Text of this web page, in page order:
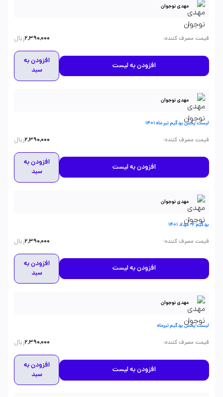
مهدی نوجوان
قیمت مصرف کننده:
2,390,000ریال
افزودن به لیست
افزودن به
سبد
مهدی نوجوان
لیست پخش بردگیم تیر ماه 1401
قیمت مصرف کننده:
2,390,000ریال
افزودن به لیست
افزودن به
سبد
مهدی نوجوان
بردگیم 2- مرداد 1401
قیمت مصرف کننده:
2,390,000ریال
افزودن به لیست
افزودن به
سبد
مهدی نوجوان
لیست پخش بردگیم تیرماه
قیمت مصرف کننده:
2,390,000ریال
افزودن به لیست
افزودن به
سبد